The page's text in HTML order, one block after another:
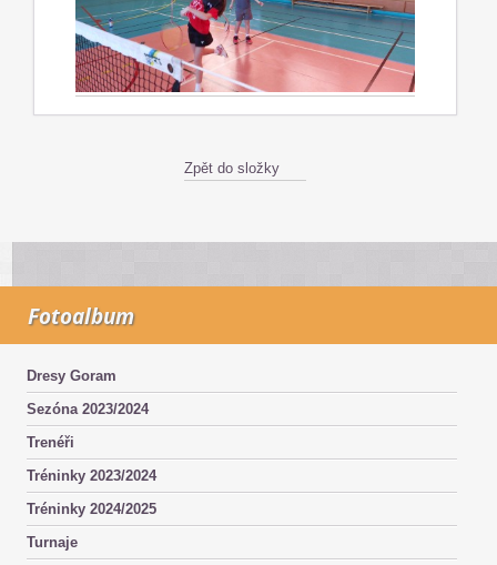
Zpět do složky
Fotoalbum
Dresy Goram
Sezóna 2023/2024
Trenéři
Tréninky 2023/2024
Tréninky 2024/2025
Turnaje